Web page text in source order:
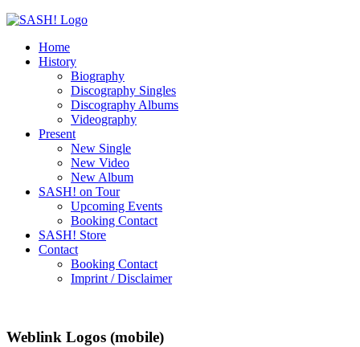
Home
History
Biography
Discography Singles
Discography Albums
Videography
Present
New Single
New Video
New Album
SASH! on Tour
Upcoming Events
Booking Contact
SASH! Store
Contact
Booking Contact
Imprint / Disclaimer
Weblink Logos (mobile)